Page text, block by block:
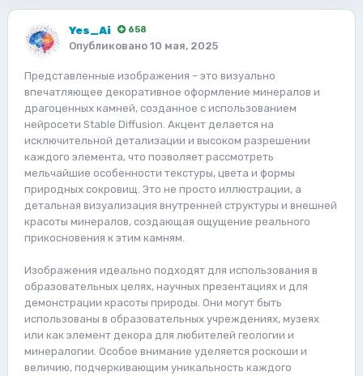
Yes_Ai 658
Опубликовано 10 мая, 2025
Представленные изображения – это визуально
впечатляющее декоративное оформление минералов и
драгоценных камней, созданное с использованием
нейросети Stable Diffusion. Акцент делается на
исключительной детализации и высоком разрешении
каждого элемента, что позволяет рассмотреть
мельчайшие особенности текстуры, цвета и формы
природных сокровищ. Это не просто иллюстрации, а
детальная визуализация внутренней структуры и внешней
красоты минералов, создающая ощущение реального
прикосновения к этим камням.
Изображения идеально подходят для использования в
образовательных целях, научных презентациях и для
демонстрации красоты природы. Они могут быть
использованы в образовательных учреждениях, музеях
или как элемент декора для любителей геологии и
минералогии. Особое внимание уделяется роскоши и
величию, подчеркивающим уникальность каждого